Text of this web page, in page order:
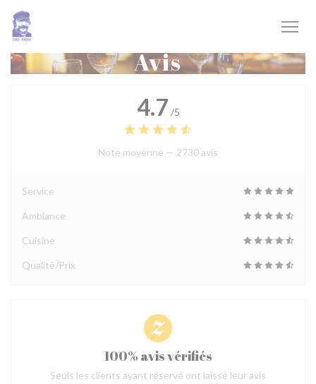
Personnalisation de vos choix en matière de cookies
Avis
4.7 /5
Note moyenne — 2730 avis
Service
Ambiance
Cuisine
Qualité/Prix
100% avis vérifiés
Seuls les clients ayant réservé ont laissé leur avis